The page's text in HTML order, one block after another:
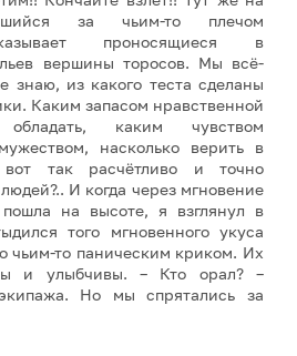
за чьим-то плечом
проносящиеся в
вершины торосов. Мы всё-
знаю, из какого теста сделаны
Каким запасом нравственной
каким чувством
насколько верить в
так расчётливо и точно
И когда через мгновение
на высоте, я взглянул в
того мгновенного укуса
чьим-то паническим криком. Их
и улыбчивы. – Кто орал? –
Но мы спрятались за